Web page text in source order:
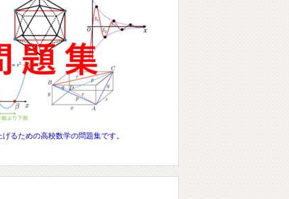
るための高校数学の問題集です。